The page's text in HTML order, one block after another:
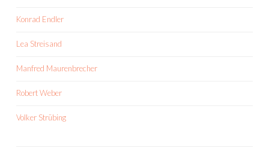
Konrad Endler
Lea Streisand
Manfred Maurenbrecher
Robert Weber
Volker Strübing